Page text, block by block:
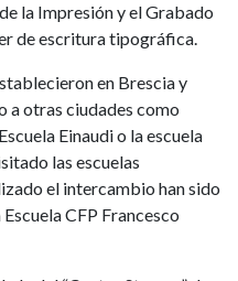
la Impresión y el Grabado
de escritura tipográfica.
en Brescia y
a otras ciudades como
Einaudi o la escuela
las escuelas
el intercambio han sido
CFP Francesco